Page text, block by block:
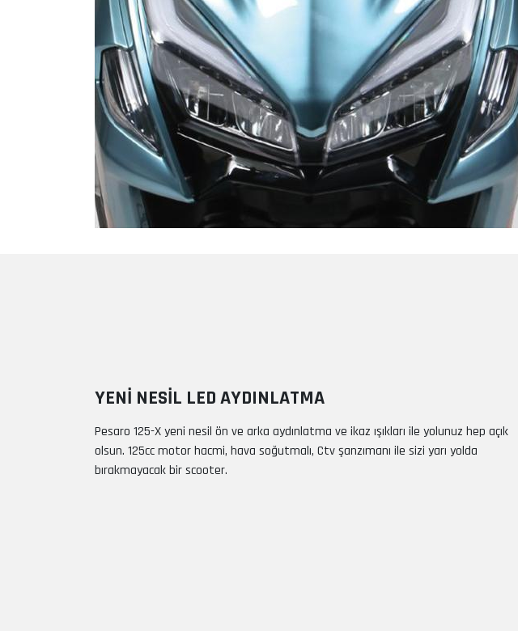
YENI NESIL LED AYDINLATMA
Pesaro 125-X yeni nesil ön ve arka aydınlatma ve ikaz ışıkları ile yolunuz hep açık
olsun. 125cc motor hacmi, hava soğutmalı, Ctv şanzımanı ile sizi yarı yolda
bırakmayacak bir scooter.